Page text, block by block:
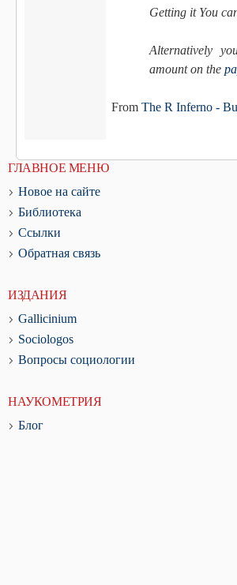
Getting it You
Alternatively
amount on the
From The R Inferno -
ГЛАВНОЕ МЕНЮ
Новое на сайте
Библиотека
Ссылки
Обратная связь
ИЗДАНИЯ
Gallicinium
Sociologos
Вопросы социологии
НАУКОМЕТРИЯ
Блог